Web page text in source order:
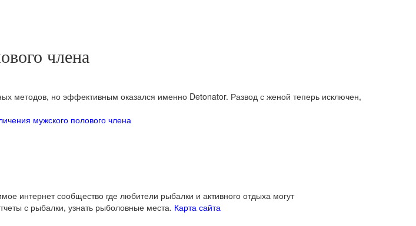
члена
методов, но эффективным оказался именно Detonator. Развод с женой теперь исключен,
мужского полового члена
интернет сообщество где любители рыбалки и активного отдыха могут
с рыбалки, узнать рыболовные места. Карта сайта